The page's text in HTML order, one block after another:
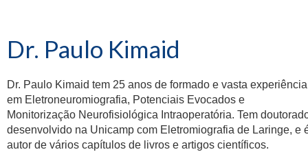
Dr. Paulo Kimaid
Dr. Paulo Kimaid tem 25 anos de formado e vasta experiência
em Eletroneuromiografia, Potenciais Evocados e
Monitorização Neurofisiológica Intraoperatória. Tem
desenvolvido na Unicamp com Eletromiografia de Laringe, e
autor de vários capítulos de livros e artigos científicos.